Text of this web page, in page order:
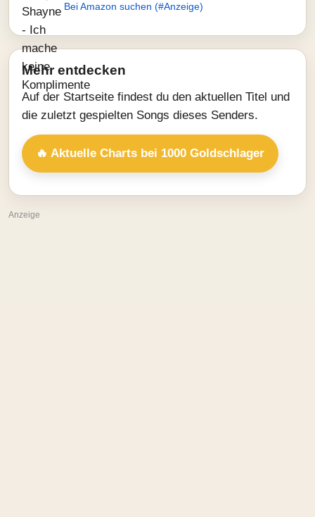
Bei Amazon suchen (#Anzeige)
Mehr entdecken
Auf der Startseite findest du den aktuellen Titel und
die zuletzt gespielten Songs dieses Senders.
🔥 Aktuelle Charts bei 1000 Goldschlager
Anzeige